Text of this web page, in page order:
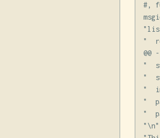
#,
"
"
"
"
"
"
"\n"